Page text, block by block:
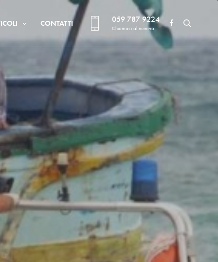
CONTATTI 059 787 9224
Chiamaci al numero